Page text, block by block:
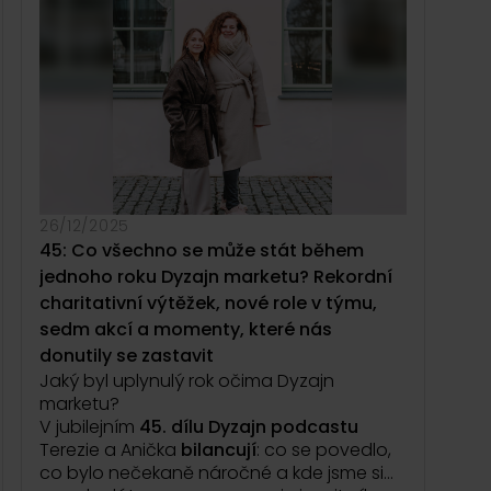
někdy může přinést trochu pohodlí i ve
chvílích, kdy ho člověk potřebuje nejvíc.
změn a rozhodnutí
, která dávají smysl
často až zpětně.
Proč pro Alici nejsou kameny jen surovina,
tiší společníci na cestě? A v jaké
chvíli si uvědomila, ženemusí všechno
zvládnout sama, aby věci mohly růst a
proměňovat se?
místo, které do toho všeho
vstoupilo zdánlivě náhodou. Na cestu,
která začala jinak, než měla, a postupně se
proměnila v
se dá naučit v prostředí, kdemá čas jiný
rytmusa kde tlak neznamená spěch, ale
proměnu?
Rozhovor otrpělivosti, pokoře a důvěře v
proces. O tom, že věci, které vznikají
pomalu, v sobě často nesounejvětší
hodnotu.
26/12/2025
45: Co všechno se může stát během
jednoho roku Dyzajn marketu? Rekordní
charitativní výtěžek, nové role v týmu,
sedm akcí a momenty, které nás
donutily se zastavit
Jaký byl uplynulý rok očima Dyzajn
marketu?
V jubilejním 45. dílu Dyzajn podcastu
Terezie a Anička bilancují: co se povedlo,
co bylo nečekaně náročné a kde jsme si